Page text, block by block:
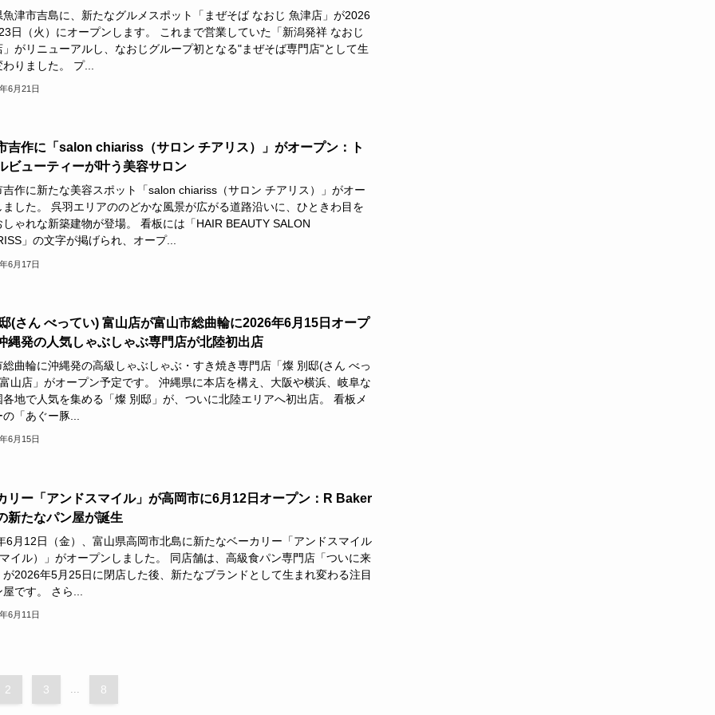
魚津市吉島に、新たなグルメスポット「まぜそば なおじ 魚津店」が2026
日（火）にオープンします。 これまで営業していた「新潟発祥 なおじ
」がリニューアルし、なおじグループ初となる"まぜそば専門店"として生
りました。 プ...
6月21日
吉作に「salon chiariss（サロン チアリス）」がオープン：ト
ビューティーが叶う美容サロン
吉作に新たな美容スポット「salon chiariss（サロン チアリス）」がオー
ました。 呉羽エリアののどかな風景が広がる道路沿いに、ひときわ目を
しゃれな新築建物が登場。 看板には「HAIR BEAUTY SALON
」の文字が掲げられ、オープ...
6月17日
(さん べってい) 富山店が富山市総曲輪に2026年6月15日オープ
縄発の人気しゃぶしゃぶ専門店が北陸初出店
総曲輪に沖縄発の高級しゃぶしゃぶ・すき焼き専門店「燦 別邸(さん べっ
山店」がオープン予定です。 沖縄県に本店を構え、大阪や横浜、岐阜な
各地で人気を集める「燦 別邸」が、ついに北陸エリアへ初出店。 看板メ
「あぐー豚...
6月15日
リー「アンドスマイル」が高岡市に6月12日オープン：R Baker
新たなパン屋が誕生
6月12日（金）、富山県高岡市北島に新たなベーカリー「アンドスマイル
イル）」がオープンしました。 同店舗は、高級食パン専門店「ついに来
が2026年5月25日に閉店した後、新たなブランドとして生まれ変わる注目
です。 さら...
6月11日
2 3 8